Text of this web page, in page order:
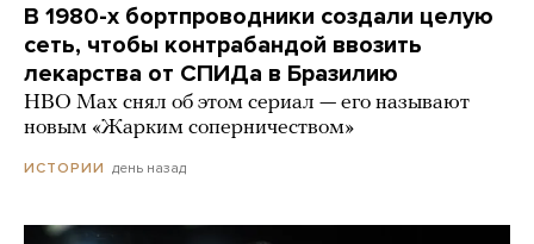
В 1980-х бортпроводники создали целую
сеть, чтобы контрабандой ввозить
лекарства от СПИДа в Бразилию
HBO Max снял об этом сериал — его называют
новым «Жарким соперничеством»
ИСТОРИИ день назад